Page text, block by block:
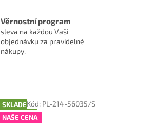
Věrnostní program
sleva na každou Vaši
objednávku za pravidelné
nákupy.
SKLADEM
NAŠE CENA
Kód: PL-214-56035/S